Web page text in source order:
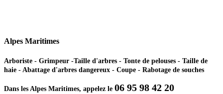
Alpes Maritimes
Arboriste - Grimpeur -Taille d'arbres - Tonte de pelouses - Taille de
haie - Abattage d'arbres dangereux - Coupe - Rabotage de souches
Dans les Alpes Maritimes, appelez le 06 95 98 42 20